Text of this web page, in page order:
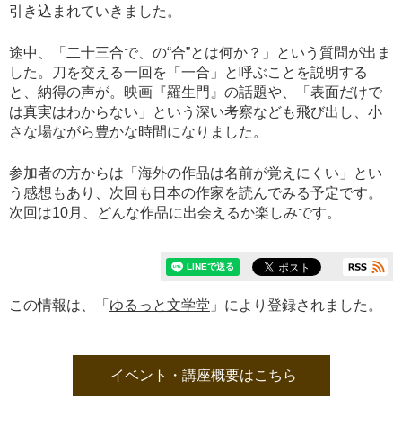
引き込まれていきました。
途中、「二十三合で、の“合”とは何か？」という質問が出ま
した。刀を交える一回を「一合」と呼ぶことを説明する
と、納得の声が。映画『羅生門』の話題や、「表面だけで
は真実はわからない」という深い考察なども飛び出し、小
さな場ながら豊かな時間になりました。
参加者の方からは「海外の作品は名前が覚えにくい」とい
う感想もあり、次回も日本の作家を読んでみる予定です。
次回は10月、どんな作品に出会えるか楽しみです。
この情報は、「 ゆるっと文学堂 」により登録されました。
イベント・講座概要はこちら